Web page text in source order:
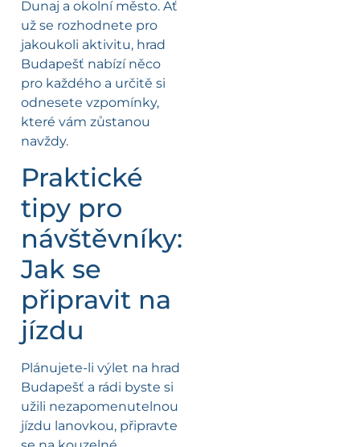
Dunaj a okolní město. Ať
už se rozhodnete pro
jakoukoli aktivitu, hrad
Budapešť nabízí něco
pro každého a určitě si
odnesete vzpomínky,
které vám zůstanou
navždy.
Praktické
tipy pro
návštěvníky:
Jak se
připravit na
jízdu
Plánujete-li výlet na hrad
Budapešť a rádi byste si
užili nezapomenutelnou
jízdu lanovkou, připravte